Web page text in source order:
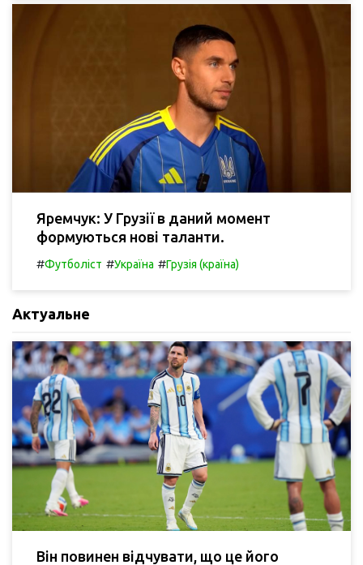
Яремчук: У Грузії в даний момент
формуються нові таланти.
#Футболіст #Україна #Грузія (країна)
Актуальне
Він повинен відчувати, що це його